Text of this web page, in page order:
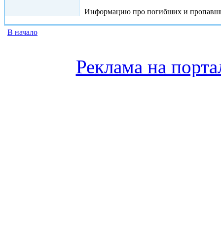
Информацию про погибших и
В начало
Реклама на